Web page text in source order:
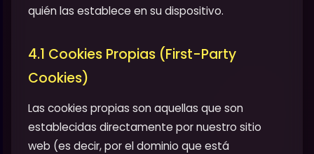
quién las establece en su dispositivo.
4.1 Cookies Propias (First-Party
Cookies)
Las cookies propias son aquellas que son
establecidas directamente por nuestro sitio
web (es decir, por el dominio que está